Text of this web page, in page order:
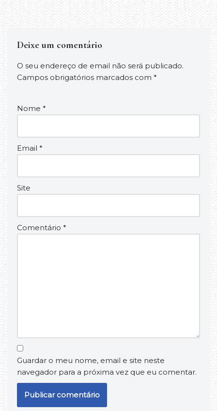
Deixe um comentário
O seu endereço de email não será publicado.
Campos obrigatórios marcados com *
Nome *
Email *
Site
Comentário *
Guardar o meu nome, email e site neste
navegador para a próxima vez que eu comentar.